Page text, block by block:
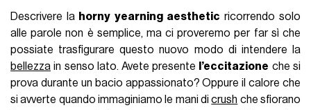
Descrivere la horny yearning aesthetic ricorrendo solo
alle parole non è semplice, ma ci proveremo per far sì che
possiate trasfigurare questo nuovo modo di intendere la
bellezza in senso lato. Avete presente l’eccitazione che si
prova durante un bacio appassionato? Oppure il calore che
si avverte quando immaginiamo le mani dicrush che sfiorano